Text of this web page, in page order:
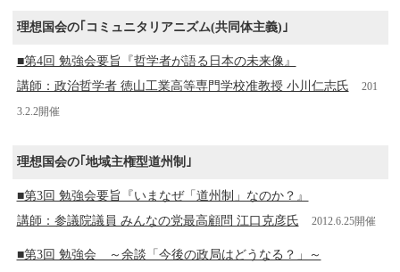
理想国会の｢コミュニタリアニズム(共同体主義)｣
■第4回 勉強会要旨『哲学者が語る日本の未来像』
講師：政治哲学者 徳山工業高等専門学校准教授 小川仁志氏
201
3.2.2開催
理想国会の｢地域主権型道州制｣
■第3回 勉強会要旨『いまなぜ「道州制」なのか？』
講師：参議院議員 みんなの党最高顧問 江口克彦氏
2012.6.25開催
■第3回 勉強会 ～余談「今後の政局はどうなる？」～